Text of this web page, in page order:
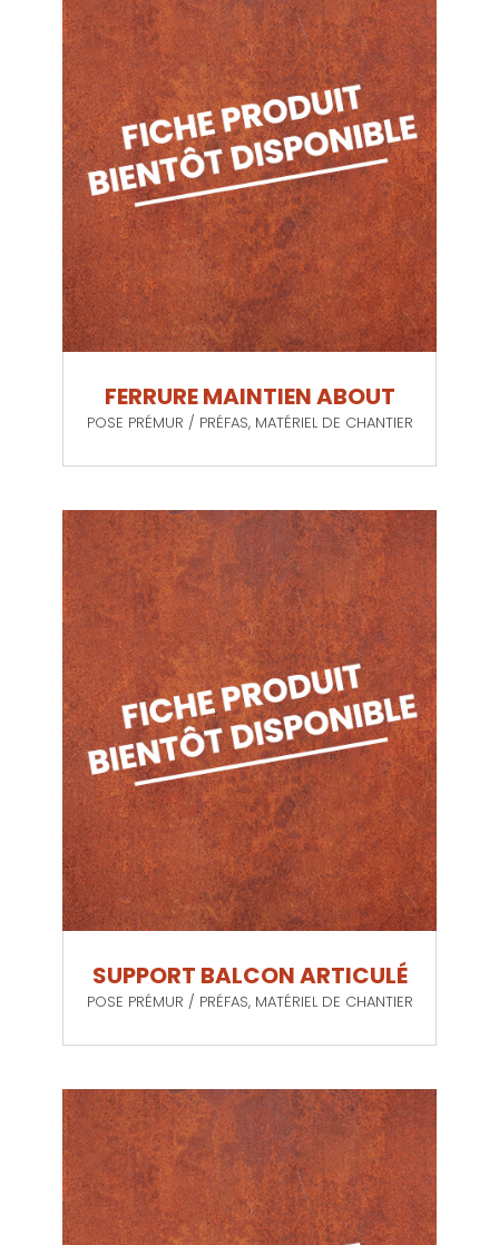
FERRURE MAINTIEN ABOUT
POSE PRÉMUR / PRÉFAS, MATÉRIEL DE CHANTIER
SUPPORT BALCON ARTICULÉ
POSE PRÉMUR / PRÉFAS, MATÉRIEL DE CHANTIER